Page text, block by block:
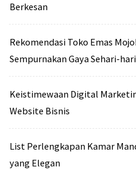
Berkesan
Rekomendasi Toko Emas
Sempurnakan Gaya Sehari-hari
Keistimewaan Digital
Website Bisnis
List Perlengkapan Kamar
yang Elegan